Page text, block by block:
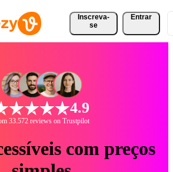
Inscreva-
se
Entrar
4.9
33.572 reviews on Trustpilot
com preços